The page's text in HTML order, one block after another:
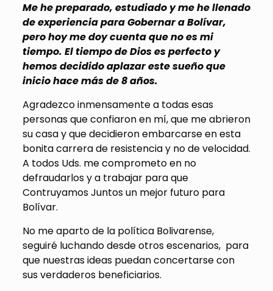
Me he preparado, estudiado y me he llenado
de experiencia para Gobernar a Bolívar,
pero hoy me doy cuenta que no es mi
tiempo. El tiempo de Dios es perfecto y
hemos decidido aplazar este sueño que
inicio hace más de 8 años.
Agradezco inmensamente a todas esas
personas que confiaron en mí, que me abrieron
su casa y que decidieron embarcarse en esta
bonita carrera de resistencia y no de velocidad.
A todos Uds. me comprometo en no
defraudarlos y a trabajar para que
Contruyamos Juntos un mejor futuro para
Bolívar.
No me aparto de la política Bolivarense,
seguiré luchando desde otros escenarios, para
que nuestras ideas puedan concertarse con
sus verdaderos beneficiarios.